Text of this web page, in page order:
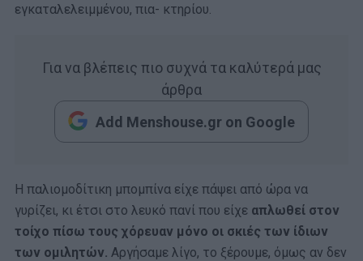
εγκαταλελειμμένου, πια- κτηρίου.
Για να βλέπεις πιο συχνά τα καλύτερά μας
άρθρα
Add Menshouse.gr on Google
Η παλιομοδίτικη μπομπίνα είχε πάψει από ώρα να
γυρίζει, κι έτσι στο λευκό πανί που είχε απλωθεί στον
τoίχο πίσω τους χόρευαν μόνο οι σκιές των ίδιων
των ομιλητών. Αργήσαμε λίγο, το ξέρουμε, όμως αν δεν